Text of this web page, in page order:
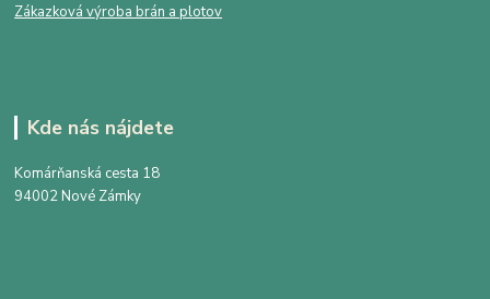
Zákazková výroba brán a plotov
Kde nás nájdete
Komárňanská cesta 18
94002 Nové Zámky